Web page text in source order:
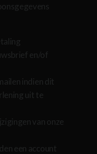
en/of
indien dit
uit te
van onze
een account